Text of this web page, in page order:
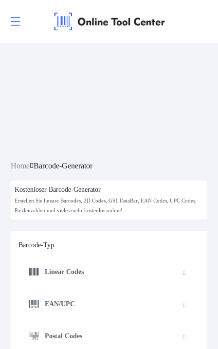
Home Barcode-Generator
Kostenloser Barcode-Generator
Erstellen Sie lineare Barcodes, 2D Codes, GS1 DataBar, EAN Codes, UPC Codes,
Postleitzahlen und vieles mehr kostenlos online!
Barcode-Typ
Linear Codes
EAN/UPC
Postal Codes